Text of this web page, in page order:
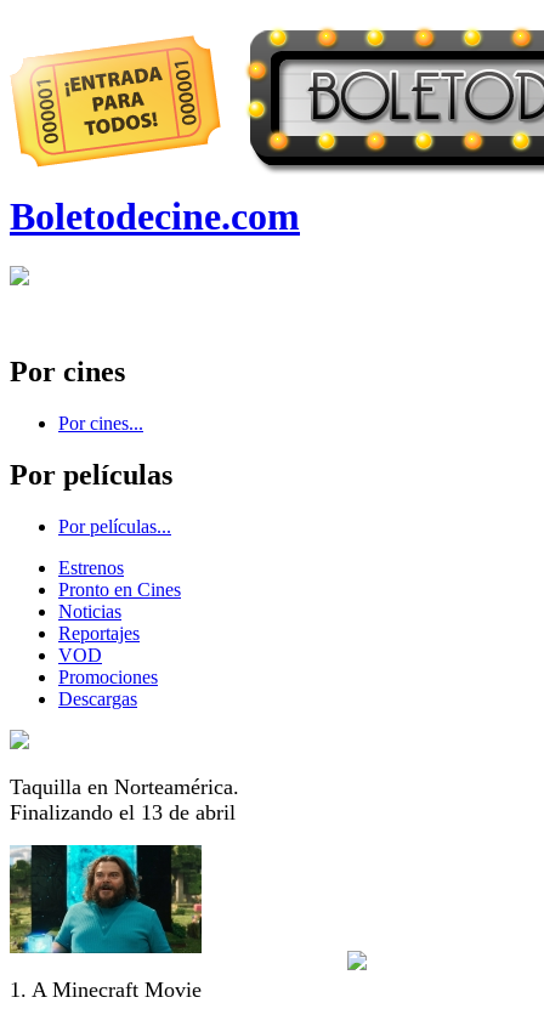
Boletodecine.com
Por cines
Por cines...
Por películas
Por películas...
Estrenos
Pronto en Cines
Noticias
Reportajes
VOD
Promociones
Descargas
Taquilla en Norteamérica.
Finalizando el 13 de abril
1. A Minecraft Movie